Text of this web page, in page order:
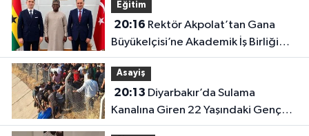
Eğitim
20:16
Büyükelçisi’ne Akademik İş Birliği
Ziyareti!
Asayiş
20:13
Kanalına Giren 22 Yaşındaki Genç
Hayatını Kaybetti!